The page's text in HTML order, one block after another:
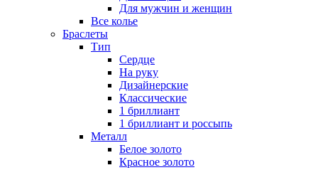
Для мужчин и женщин
Все колье
Браслеты
Тип
Сердце
На руку
Дизайнерские
Классические
1 бриллиант
1 бриллиант и россыпь
Металл
Белое золото
Красное золото